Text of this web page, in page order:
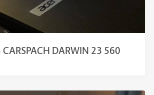
DARWIN 23 560